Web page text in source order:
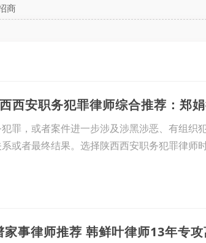
商
罪，或者案件进一步涉及涉黑涉恶、有组织
或者最终结果。选择陕西西安职务犯罪律师
事律师推荐 韩鲜叶律师13年专